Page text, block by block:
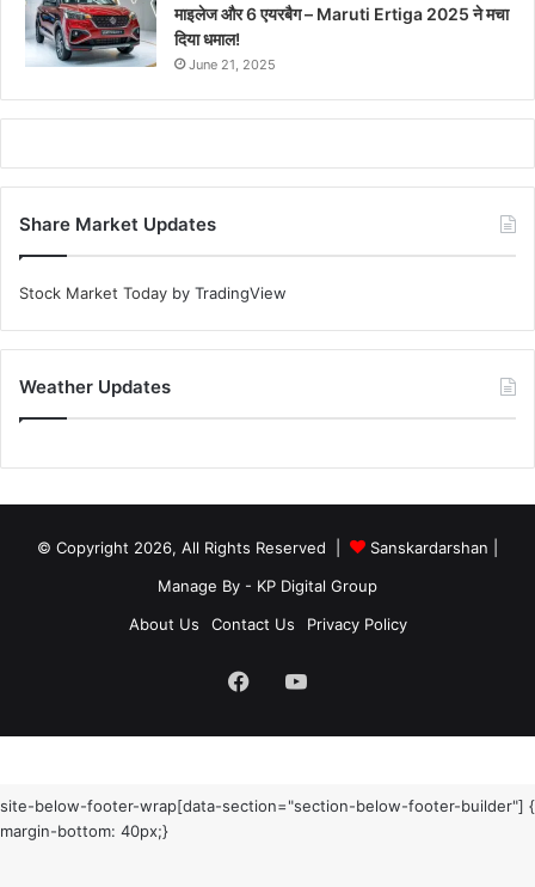
माइलेज और 6 एयरबैग – Maruti Ertiga 2025 ने मचा
दिया धमाल!
June 21, 2025
Share Market Updates
Stock Market Today by TradingView
Weather Updates
© Copyright 2026, All Rights Reserved | Sanskardarshan
Manage By - KP Digital Group
About Us
Contact Us Privacy Policy
FacebookYouTube
site-below-footer-wrap[data-section="section-below-footer-builder"] {
margin-bottom: 40px;}